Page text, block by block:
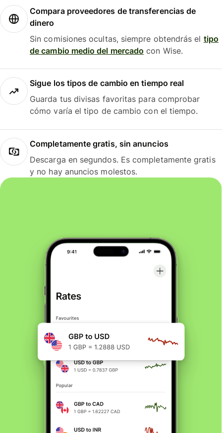
Compara proveedores de transferencias de
dinero
Sin comisiones ocultas, siempre obtendrás el tipo
de cambio medio del mercado con Wise.
Sigue los tipos de cambio en tiempo real
Guarda tus divisas favoritas para comprobar
cómo varía el tipo de cambio con el tiempo.
Completamente gratis, sin anuncios
Descarga en segundos. Es completamente gratis
y no hay anuncios molestos.